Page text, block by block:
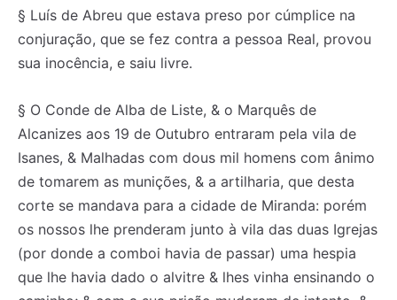
§ Luís de Abreu que estava preso por cúmplice na
conjuração, que se fez contra a pessoa Real, provou
sua inocência, e saiu livre.
§ O Conde de Alba de Liste, & o Marquês de
Alcanizes aos 19 de Outubro entraram pela vila de
Isanes, & Malhadas com dous mil homens com ânimo
de tomarem as munições, & a artilharia, que desta
corte se mandava para a cidade de Miranda: porém
os nossos lhe prenderam junto à vila das duas Igrejas
(por donde a comboi havia de passar) uma hespia
que lhe havia dado o alvitre & lhes vinha ensinando o